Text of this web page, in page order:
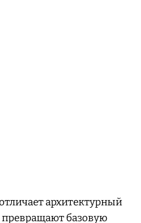
архитектурный
превращают базовую